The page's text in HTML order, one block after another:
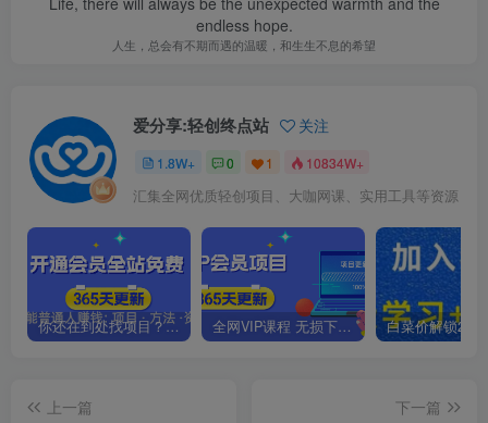
endless hope.
人生，总会有不期而遇的温暖，和生生不息的希望
爱分享:轻创终点站 关注
1.8W+ 0 1 10834W+
汇集全网优质轻创项目、大咖网课、实用工具等资源
你还在到处找项目？还在当韭菜？我靠卖项目一个月收入5万+，曾经我也是个失败者。 全网VIP课程 无损下载~.~
上一篇
下一篇